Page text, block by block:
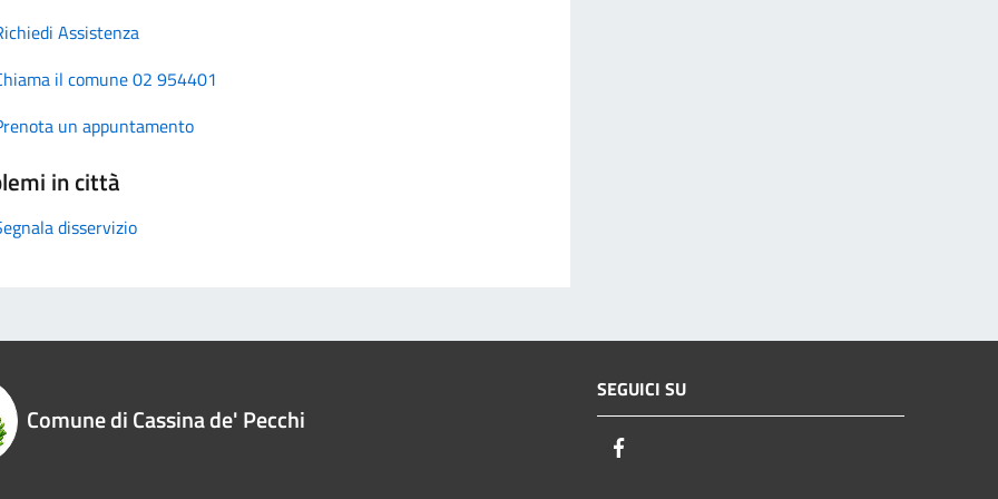
Assistenza
il comune 02 954401
un appuntamento
in città
disservizio
Comune di Cassina de' Pecchi
SEGUICI SU